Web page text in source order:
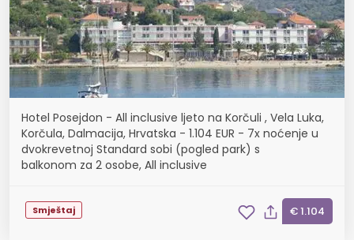
Hotel Posejdon - All inclusive ljeto na Korčuli , Vela Luka,
Korčula, Dalmacija, Hrvatska - 1.104 EUR - 7x noćenje u
dvokrevetnoj Standard sobi (pogled park) s
balkonom za 2 osobe, All inclusive
Smještaj € 1.104